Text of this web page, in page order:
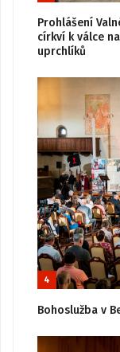
Prohlášení
církví k válce
uprchlíků
4
Bohoslužba v